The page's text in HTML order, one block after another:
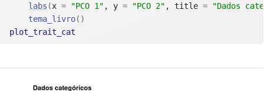
labs (x = "PCO 1" , y = "PCO 2" , title =
"Dados
tema_livro( )
plot_trait_cat